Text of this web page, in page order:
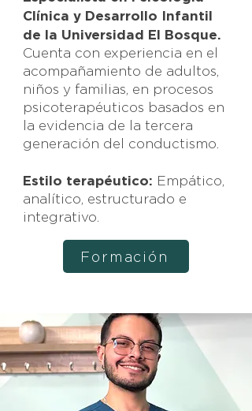
Clínica y Desarrollo Infantil
de la Universidad El Bosque.
Cuenta con experiencia en el
acompañamiento de adultos,
niños y familias, en procesos
psicoterapéuticos basados en
la evidencia de la tercera
generación del conductismo.
Estilo terapéutico: Empático,
analítico, estructurado e
integrativo.
Formación